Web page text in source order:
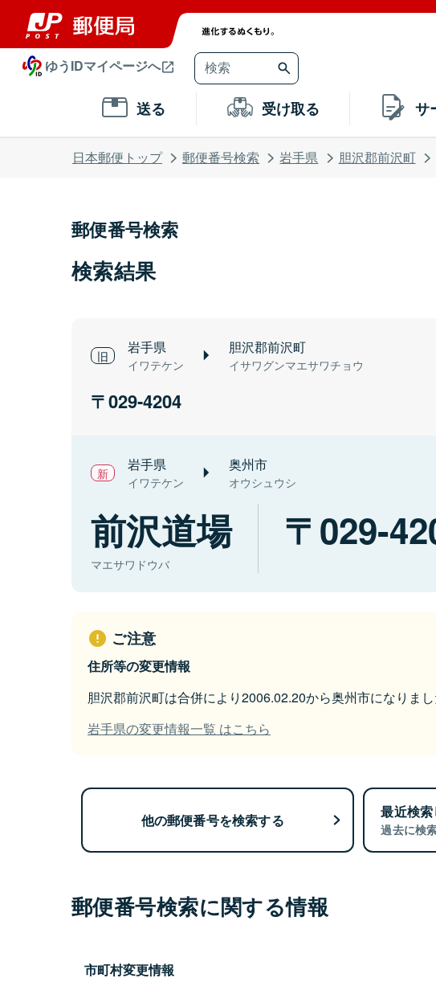
ゆうIDマイページへ
送る 受け取る サ
日本郵便トップ 郵便番号検索 岩手県 胆沢郡前沢町
郵便番号検索
検索結果
岩手県
イワテケン
胆沢郡前沢町
イサワグンマエサワチョウ
029-4204
岩手県
イワテケン
奥州市
オウシュウシ
前沢道場
マエサワドウバ
029-
ご注意
住所等の変更情報
胆沢郡前沢町は合併により2006.02.20から奥州市になりま
岩手県の変更情報一覧 はこちら
他の郵便番号を検索する 最近検
過去に検
郵便番号検索に関する情報
市町村変更情報